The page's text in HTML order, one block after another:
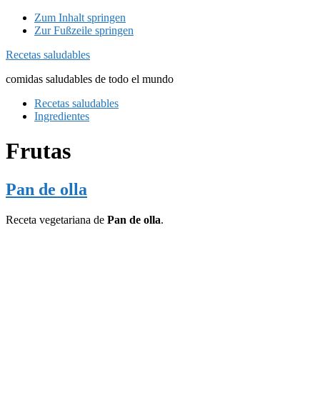
Zum Inhalt springen
Zur Fußzeile springen
Recetas saludables
comidas saludables de todo el mundo
Recetas saludables
Ingredientes
Frutas
Pan de olla
Receta vegetariana de Pan de olla.